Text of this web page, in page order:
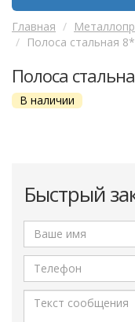
Главная
Полоса стальная
Полоса
В наличии
Быстрый